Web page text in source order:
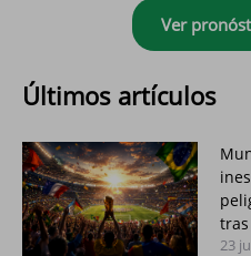
Ver
Últimos artículos
23